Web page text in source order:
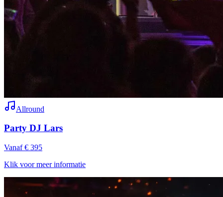
Allround
Party DJ Lars
Vanaf € 395
Klik voor meer informatie